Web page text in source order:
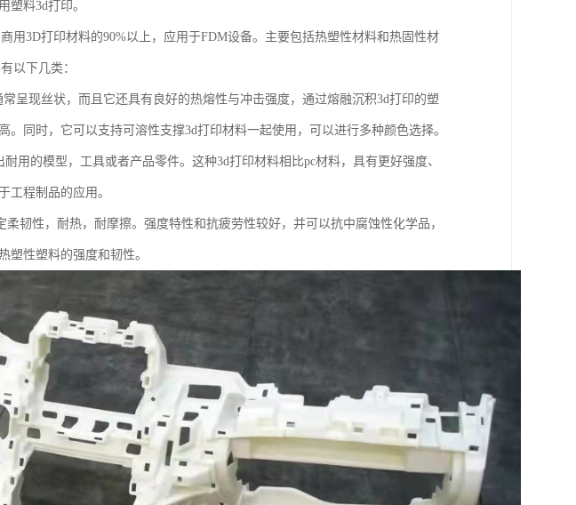
塑料3d打印。
用3D打印材料的90%以上，应用于FDM设备。主要包括热塑性材料和热固性材
以下几类：
呈现丝状，而且它还具有良好的热熔性与冲击强度，通过熔融沉积3d打印的塑
同时，它可以支持可溶性支撑3d打印材料一起使用，可以进行多种颜色选择。
用的模型，工具或者产品零件。这种3d打印材料相比pc材料，具有更好强度、
工程制品的应用。
韧性，耐热，耐摩擦。强度特性和抗疲劳性较好，并可以抗中腐蚀性化学品，
塑性塑料的强度和韧性。